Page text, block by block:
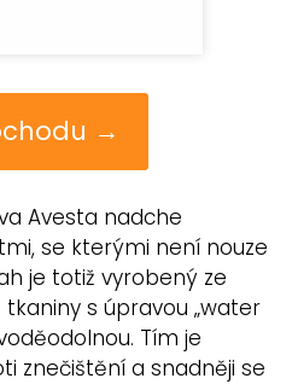
→
Avesta nadche
se kterými není nouze
je totiž vyrobený ze
s úpravou „water
Tím je
znečištění a snadněji se